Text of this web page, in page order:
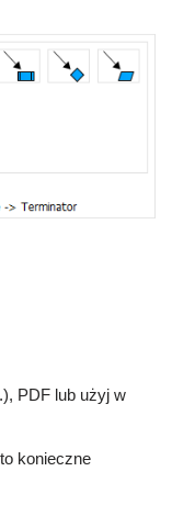
PDF lub użyj w
konieczne